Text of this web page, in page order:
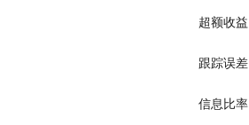
超额收益
跟踪误差
信息比率